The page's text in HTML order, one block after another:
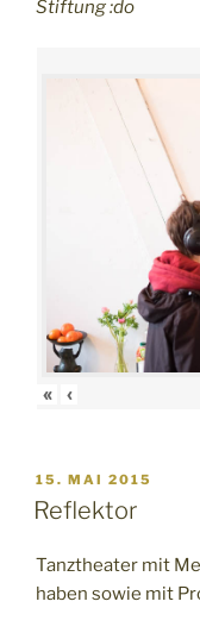
Stiftung :do
« ‹
VERÖFFENTLICHT
AM
15. MAI 2015
Reflektor
Tanztheater mit
haben sowie mit